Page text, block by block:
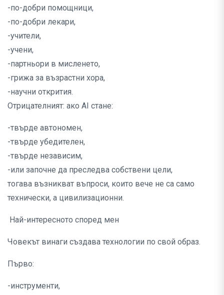
-по-добри помощници,
-по-добри лекари,
-учители,
-учени,
-партньори в мисленето,
-грижа за възрастни хора,
-научни открития.
Отрицателният: ако AI стане:
-твърде автономен,
-твърде убедителен,
-твърде независим,
-или започне да преследва собствени цели,
тогава възникват въпроси, които вече не са само
технически, а цивилизационни.
Най-интересното според мен
Човекът винаги създава технологии по свой образ.
Първо:
-инструменти,